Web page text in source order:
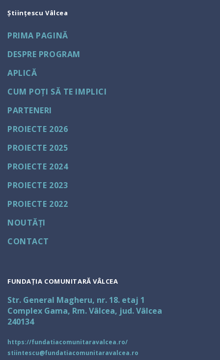
Științescu Vâlcea
PRIMA PAGINĂ
DESPRE PROGRAM
APLICĂ
CUM POȚI SĂ TE IMPLICI
PARTENERI
PROIECTE 2026
PROIECTE 2025
PROIECTE 2024
PROIECTE 2023
PROIECTE 2022
NOUTĂȚI
CONTACT
FUNDAȚIA COMUNITARĂ VÂLCEA
Str. General Magheru, nr. 18. etaj 1
Complex Gama, Rm. Vâlcea, jud. Vâlcea
240134
https://fundatiacomunitaravalcea.ro/
stiintescu@fundatiacomunitaravalcea.ro